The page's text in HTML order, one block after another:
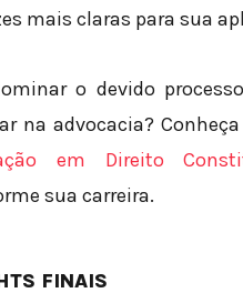
mais claras para sua
o devido
na advocacia?
em Direito
sua carreira.
FINAIS